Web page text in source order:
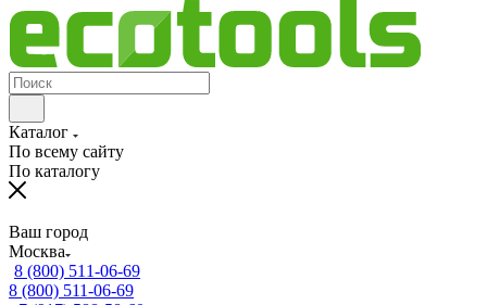
Каталог
По всему сайту
По каталогу
Ваш город
Москва
8 (800) 511-06-69
8 (800) 511-06-69